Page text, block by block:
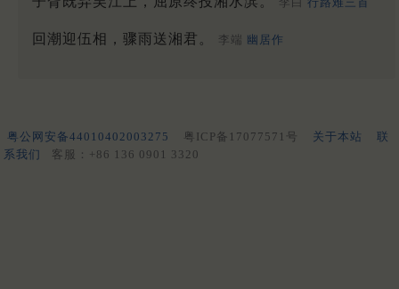
回潮迎伍相，骤雨送湘君。 李端 幽居作
粤公网安备44010402003275 粤ICP备17077571号 关于本站
联
系我们
客服：+86 136 0901 3320